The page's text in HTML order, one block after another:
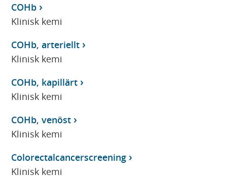
COHb
Klinisk kemi
COHb, arteriellt
Klinisk kemi
COHb, kapillärt
Klinisk kemi
COHb, venöst
Klinisk kemi
Colorectalcancerscreening
Klinisk kemi